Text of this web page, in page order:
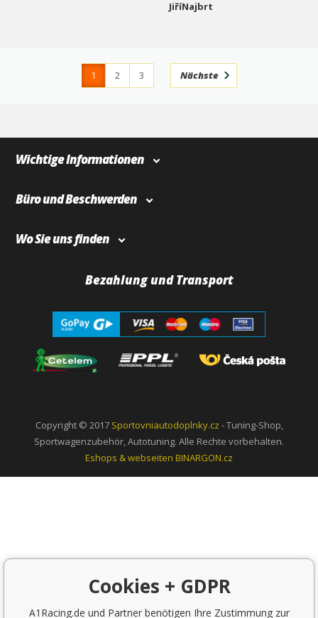
JiříNajbrt
1 2
3
Nächste
Wichtige Informationen
Büro und Beschwerden
Wo Sie uns finden
Bezahlung und Transport
Copyright © 2017 Sportovniautodoplnky.cz - Tuning-Shop,
Sportwagenzubehör, Autotuning. Alle Rechte vorbehalten.
Eshops & webseiten BINARGON.cz
Cookies + GDPR
A1Racing.de und Partner benötigen Ihre Zustimmung zur